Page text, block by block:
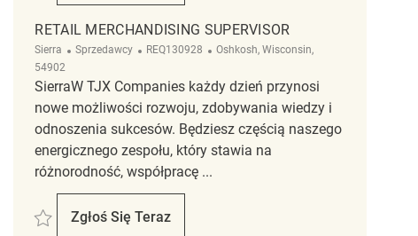
RETAIL MERCHANDISING SUPERVISOR
Sierra Kategoria
Sprzedawcy ReqId
REQ130928 Lokalizacja
Oshkosh, Wisconsin,
54902
SierraW TJX Companies każdy dzień przynosi
nowe możliwości rozwoju, zdobywania wiedzy i
odnoszenia sukcesów. Będziesz częścią naszego
energicznego zespołu, który stawia na
różnorodność, współpracę ...
Zapisać Retail Merchandising Supervisor REQ130928
Zgłoś Się Teraz
Retail Merchandising Supervisor